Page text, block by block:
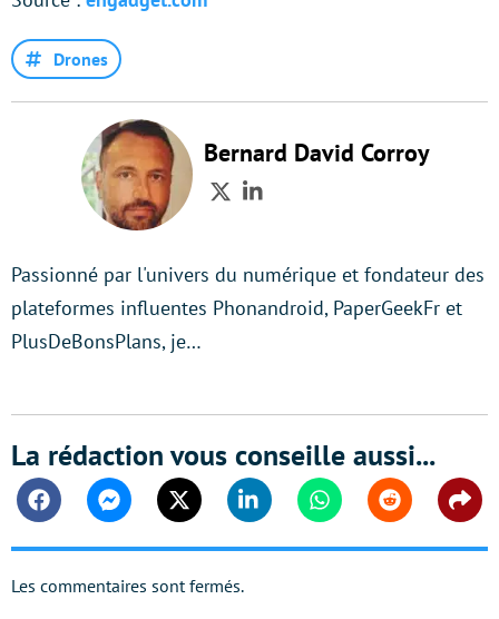
Drones
Bernard David Corroy
TwitterLinkedIn
Passionné par l'univers du numérique et fondateur des
plateformes influentes Phonandroid, PaperGeekFr et
PlusDeBonsPlans, je…
La rédaction vous conseille aussi...
FacebookMessengerTwitter Linkedin WhatsappReddit
Les commentaires sont fermés.